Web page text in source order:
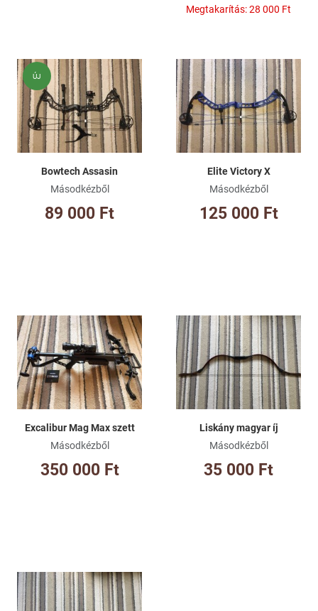
Megtakarítás:28 000 Ft
ÚJ
Kívánságlistához adom
Összehasonlításhoz adom
Gyorsnézet
Bowtech Assasin
Másodkézből
89 000 Ft
Elite Victory X
Másodkézből
125 000 Ft
Kívánságlistához adom
Összehasonlításhoz adom
Gyorsnézet
Excalibur Mag Max szett
Másodkézből
350 000 Ft
Liskány magyar íj
Másodkézből
35 000 Ft